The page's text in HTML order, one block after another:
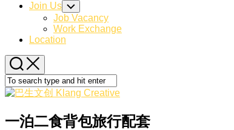
Join Us Toggle
Child
Menu
Job Vacancy
Work Exchange
Location
一泊二食背包旅行配套